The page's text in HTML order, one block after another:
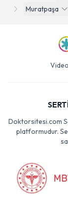
Muratpaşa
Doktorsitesi.com
platformudur.